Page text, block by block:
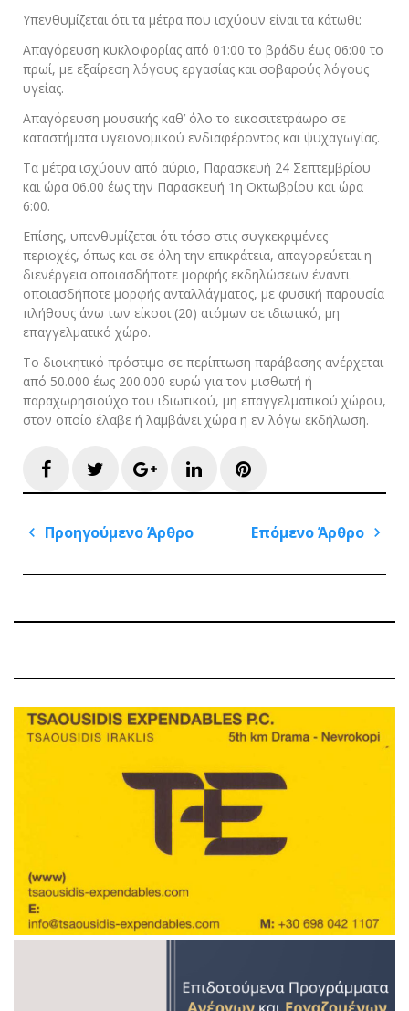
Υπενθυμίζεται ότι τα μέτρα που ισχύουν είναι τα κάτωθι:
Απαγόρευση κυκλοφορίας από 01:00 το βράδυ έως 06:00 το
πρωί, με εξαίρεση λόγους εργασίας και σοβαρούς λόγους
υγείας.
Απαγόρευση μουσικής καθ’ όλο το εικοσιτετράωρο σε
καταστήματα υγειονομικού ενδιαφέροντος και ψυχαγωγίας.
Τα μέτρα ισχύουν από αύριο, Παρασκευή 24 Σεπτεμβρίου
και ώρα 06.00 έως την Παρασκευή 1η Οκτωβρίου και ώρα
6:00.
Επίσης, υπενθυμίζεται ότι τόσο στις συγκεκριμένες
περιοχές, όπως και σε όλη την επικράτεια, απαγορεύεται η
διενέργεια οποιασδήποτε μορφής εκδηλώσεων έναντι
οποιασδήποτε μορφής ανταλλάγματος, με φυσική παρουσία
πλήθους άνω των είκοσι (20) ατόμων σε ιδιωτικό, μη
επαγγελματικό χώρο.
Το διοικητικό πρόστιμο σε περίπτωση παράβασης ανέρχεται
από 50.000 έως 200.000 ευρώ για τον μισθωτή ή
παραχωρησιούχο του ιδιωτικού, μη επαγγελματικού χώρου,
στον οποίο έλαβε ή λαμβάνει χώρα η εν λόγω εκδήλωση.
FacebookTwitterGoogle+LinkedInPinterest
Πλοήγηση
Προηγούμενο Άρθρο
Επόμενο Άρθρο